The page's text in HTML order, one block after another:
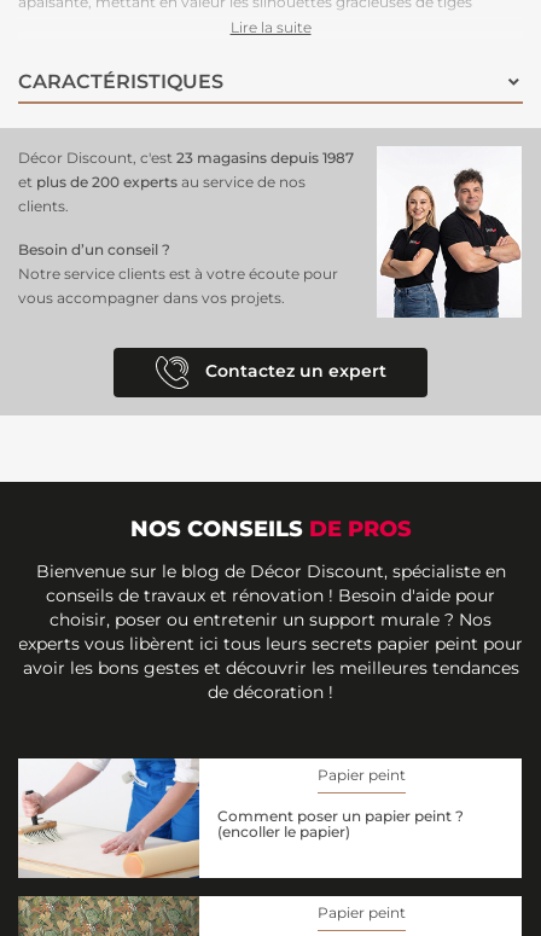
élancées. Leurs ombres nettes et dansantes, animées par une lumière
Chaque tige, fine et légère, évoque une liberté aérienne, comme un
souffle de brise caressant un champ de graminées. Cepanoramique
sereine et raffinée, idéale pour créer un cadre accueillant et
Lire la suite
CARACTÉRISTIQUES
Décor Discount, c'est 23 magasins depuis 1987
et plus de 200 experts au service de nos
clients.
Besoin d’un conseil ?
Notre service clients est à votre écoute pour
vous accompagner dans vos projets.
Contactez un expert
NOS CONSEILS DE PROS
Bienvenue sur le blog de Décor Discount, spécialiste en
conseils de travaux et rénovation ! Besoin d'aide pour
choisir, poser ou entretenir un support murale ? Nos
experts vous libèrent ici tous leurs secrets papier peint pour
avoir les bons gestes et découvrir les meilleures tendances
de décoration !
Papier peint
Comment poser un papier peint ?
(encoller le papier)
Papier peint